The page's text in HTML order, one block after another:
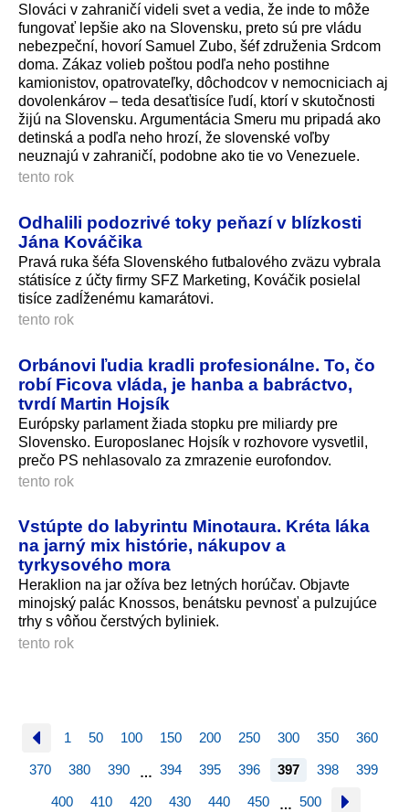
Slováci v zahraničí videli svet a vedia, že inde to môže
fungovať lepšie ako na Slovensku, preto sú pre vládu
nebezpeční, hovorí Samuel Zubo, šéf združenia Srdcom
doma. Zákaz volieb poštou podľa neho postihne
kamionistov, opatrovateľky, dôchodcov v nemocniciach aj
dovolenkárov – teda desaťtisíce ľudí, ktorí v skutočnosti
žijú na Slovensku. Argumentácia Smeru mu pripadá ako
detinská a podľa neho hrozí, že slovenské voľby
neuznajú v zahraničí, podobne ako tie vo Venezuele.
tento rok
Odhalili podozrivé toky peňazí v blízkosti
Jána Kováčika
Pravá ruka šéfa Slovenského futbalového zväzu vybrala
státisíce z účty firmy SFZ Marketing, Kováčik posielal
tisíce zadĺženému kamarátovi.
tento rok
Orbánovi ľudia kradli profesionálne. To, čo
robí Ficova vláda, je hanba a babráctvo,
tvrdí Martin Hojsík
Európsky parlament žiada stopku pre miliardy pre
Slovensko. Europoslanec Hojsík v rozhovore vysvetlil,
prečo PS nehlasovalo za zmrazenie eurofondov.
tento rok
Vstúpte do labyrintu Minotaura. Kréta láka
na jarný mix histórie, nákupov a
tyrkysového mora
Heraklion na jar ožíva bez letných horúčav. Objavte
minojský palác Knossos, benátsku pevnosť a pulzujúce
trhy s vôňou čerstvých byliniek.
tento rok
1 50 100 150 200 250 300 350 360
370 380 390 … 394 395 396 397 398 399
400 410 420 430 440 450 … 500